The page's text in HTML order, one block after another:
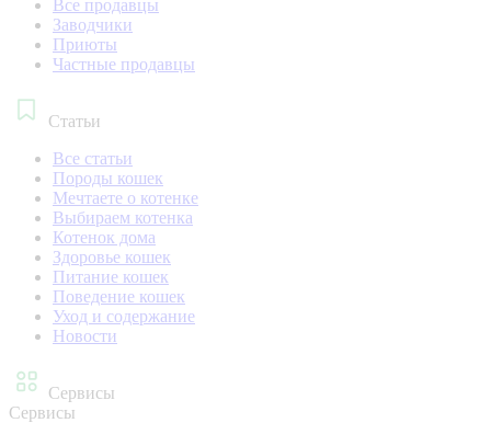
Все продавцы
Заводчики
Приюты
Частные продавцы
Статьи
Все статьи
Породы кошек
Мечтаете о котенке
Выбираем котенка
Котенок дома
Здоровье кошек
Питание кошек
Поведение кошек
Уход и содержание
Новости
Сервисы
Сервисы